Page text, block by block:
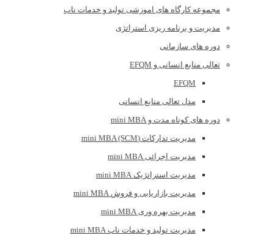
مجموعه کارگاه های اموزشی تولید و خدمات ناب
مدیریت و برنامه ریزی استراتژی
دوره های سازمانی
تعالی منابع انسانی و EFQM
EFQM
مدل تعالی منابع انسانی
دوره های کوتاه مدت و mini MBA
مدیریت تدارکات (mini MBA (SCM
مدیریت اجرائی mini MBA
مدیریت استراتژیک mini MBA
مدیریت بازاریابی و فروش mini MBA
مدیریت بهره وری mini MBA
مدیریت تولید و خدمات ناب mini MBA